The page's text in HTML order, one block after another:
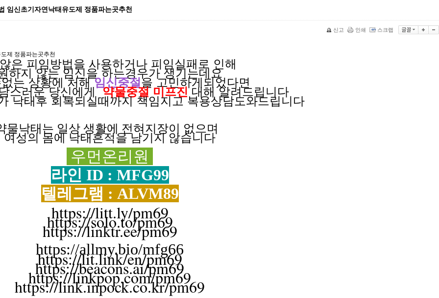
임신초기자연낙태유도제 정품파는곳추천
신고 인쇄 스크랩
제 정품파는곳추천
은 피임방법을 사용하거나 피임실패로 인해
하지 않는 임신을하는경우가생기는데요
없는 상황에처해 임신중절 을 고민하게되었다면
스러운당신에게 약물중절 미프진 대해 알려드립니다
낙태후 회복되실때까지책임지고복용상담도와드립니다
물낙태는 일상 생활에 전혀지장이 없으며
여성의 몸에 낙태흔적을 남기지 않습니다
우먼온리원
라인 ID : MFG99
텔레그램 : ALVM89
https://litt.ly/pm69
https://solo.to/pm69
https://linktr.ee/pm69
https://allmy.bio/mfg66
https://lit.link/en/pm69
https://beacons.ai/pm69
https://linkpop.com/pm69
https://link.inpock.co.kr/pm69